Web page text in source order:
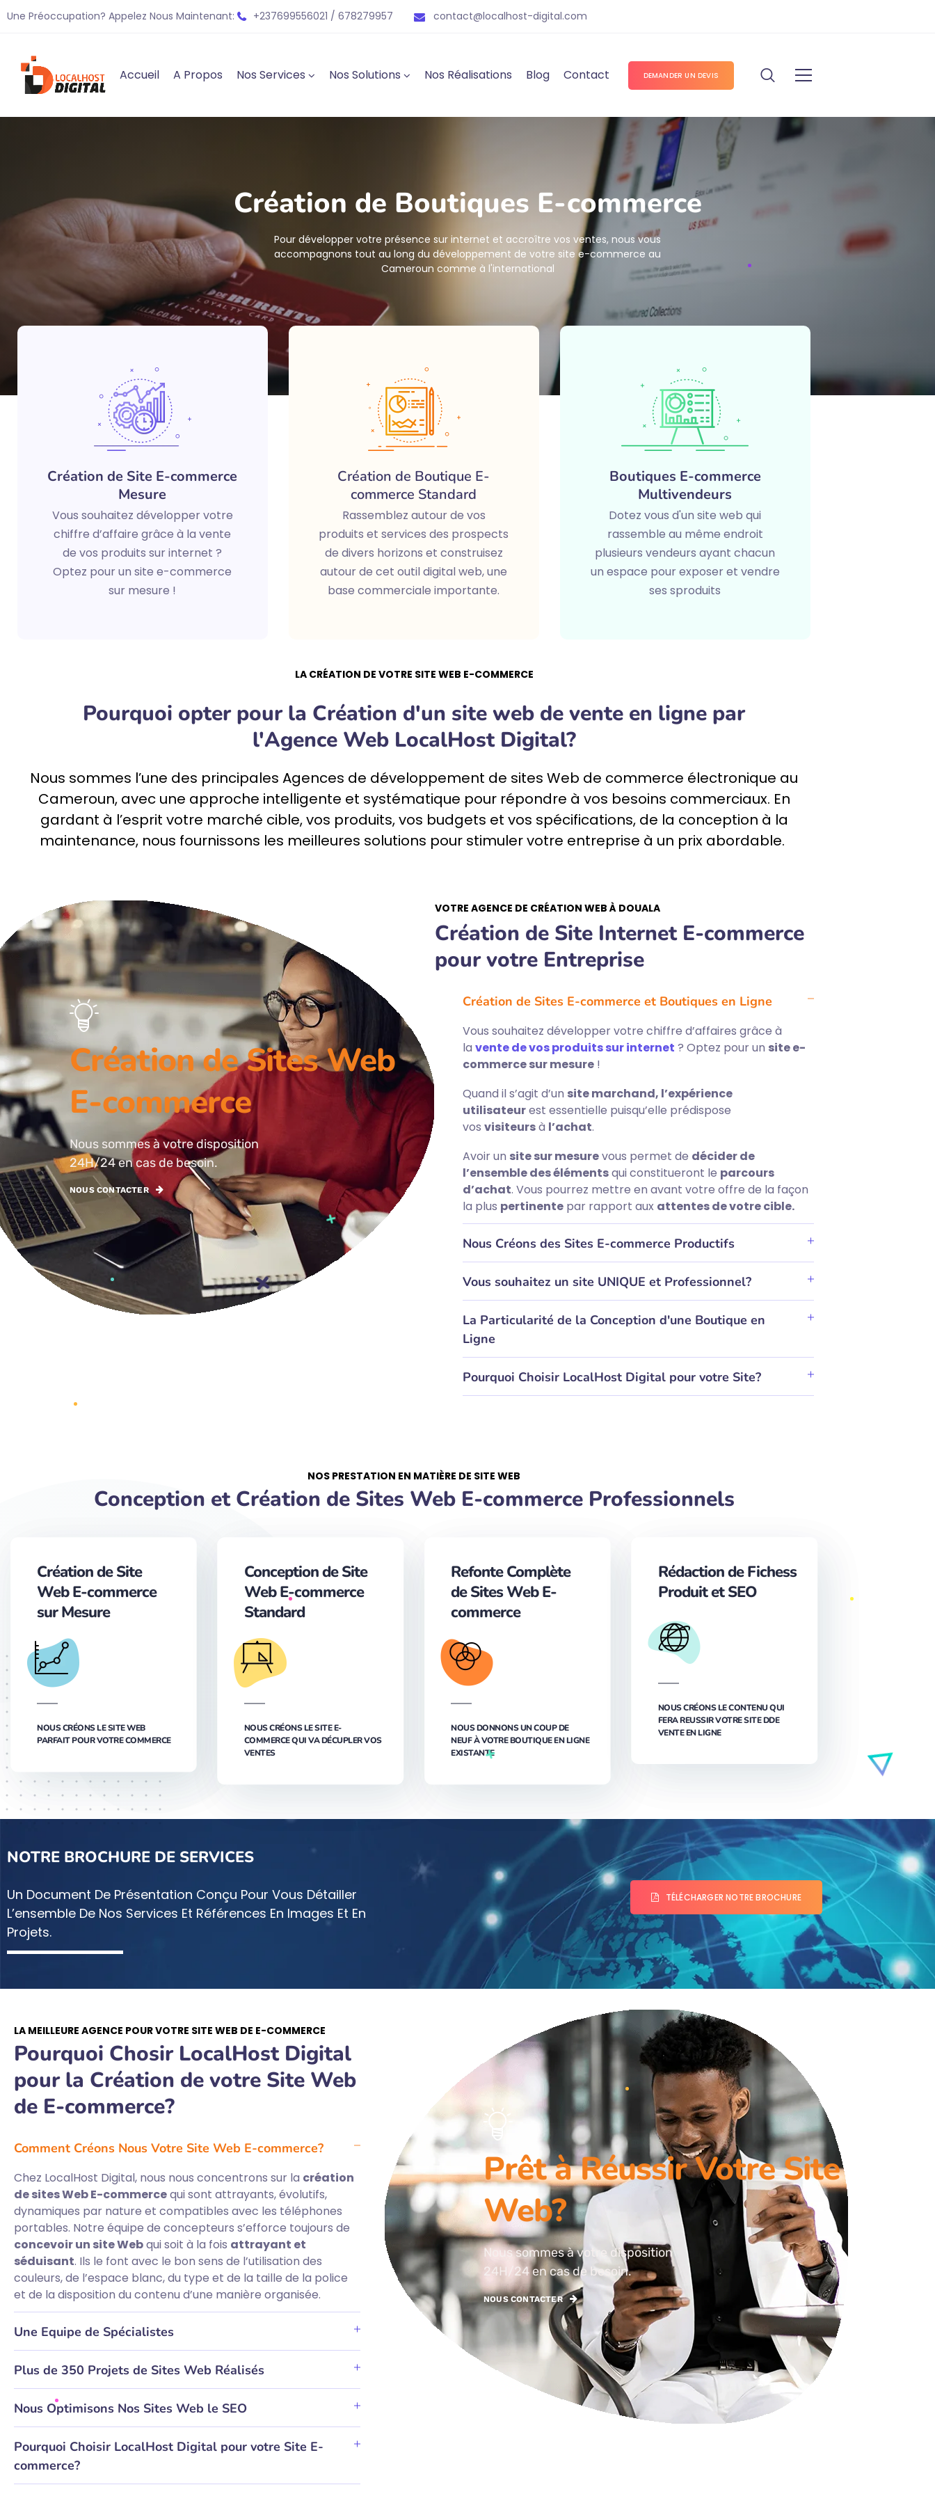
Une Préoccupation? Appelez Nous Maintenant: +237699556021 / 678279957 contact@localhost-digital.com
Accueil A Propos Nos Services Nos Solutions Nos Réalisations Blog Contact DEMANDER UN DEVIS
Création de Boutiques E-commerce
Pour développer votre présence sur internet et accroître vos ventes, nous vous
accompagnons tout au long du développement de votre site e-commerce au
Cameroun comme à l'international
Création de Site E-commerce
Mesure
Vous souhaitez développer votre
chiffre d’affaire grâce à la vente
de vos produits sur internet ?
Optez pour un site e-commerce
sur mesure !
Création de Boutique E-
commerce Standard
Rassemblez autour de vos
produits et services des prospects
de divers horizons et construisez
autour de cet outil digital web, une
base commerciale importante.
Boutiques E-commerce
Multivendeurs
Dotez vous d'un site web qui
rassemble au même endroit
plusieurs vendeurs ayant chacun
un espace pour exposer et vendre
ses sproduits
LA CRÉATION DE VOTRE SITE WEB E-COMMERCE
Pourquoi opter pour la Création d'un site web de vente en ligne par
l'Agence Web LocalHost Digital?
Nous sommes l’une des principales Agences de développement de sites Web de commerce électronique au
Cameroun, avec une approche intelligente et systématique pour répondre à vos besoins commerciaux. En
gardant à l’esprit votre marché cible, vos produits, vos budgets et vos spécifications, de la conception à la
maintenance, nous fournissons les meilleures solutions pour stimuler votre entreprise à un prix abordable.
Création de Sites Web
E-commerce
Nous sommes à votre disposition
24H/24 en cas de besoin.
NOUS CONTACTER
VOTRE AGENCE DE CRÉATION WEB À DOUALA
Création de Site Internet E-commerce
pour votre Entreprise
Création de Sites E-commerce et Boutiques en Ligne
Vous souhaitez développer votre chiffre d’affaires grâce à
la vente de vos produits sur internet ? Optez pour un site e-
commerce sur mesure !
Quand il s’agit d’un site marchand, l’expérience
utilisateurest essentielle puisqu’elle prédispose
vos visiteursà l’achat.
Avoir un site sur mesurevous permet de décider de
l’ensemble des élémentsqui constitueront le parcours
d’achat. Vous pourrez mettre en avant votre offre de la façon
la plus pertinente par rapport aux attentes de votre cible.
Nous Créons des Sites E-commerce Productifs
Vous souhaitez un site UNIQUE et Professionnel?
La Particularité de la Conception d'une Boutique en
Ligne
Pourquoi Choisir LocalHost Digital pour votre Site?
NOS PRESTATION EN MATIÈRE DE SITE WEB
Conception et Création de Sites Web E-commerce Professionnels
Création de Site
Web E-commerce
sur Mesure
NOUS CRÉONS LE SITE WEB
PARFAIT POUR VOTRE COMMERCE
Conception de Site
Web E-commerce
Standard
NOUS CRÉONS LE SITE E-
COMMERCE QUI VA DÉCUPLER VOS
VENTES
Refonte Complète
de Sites Web E-
commerce
NOUS DONNONS UN COUP DE
NEUF À VOTRE BOUTIQUE EN LIGNE
EXISTANTE
Rédaction de Fichess
Produit et SEO
NOUS CRÉONS LE CONTENU QUI
FERA REUSSIR VOTRE SITE DDE
VENTE EN LIGNE
NOTRE BROCHURE DE SERVICES
Un Document De Présentation Conçu Pour Vous Détailler
L’ensemble De Nos Services Et Références En Images Et En
Projets.
TÉLÉCHARGER NOTRE BROCHURE
LA MEILLEURE AGENCE POUR VOTRE SITE WEB DE E-COMMERCE
Pourquoi Chosir LocalHost Digital
pour la Création de votre Site Web
de E-commerce?
Comment Créons Nous Votre Site Web E-commerce?
Chez LocalHost Digital, nous nous concentrons sur la création
de sites Web E-commercequi sont attrayants, évolutifs,
dynamiques par nature et compatibles avec les téléphones
portables. Notre équipe de concepteurs s’efforce toujours de
concevoir un site Webqui soit à la fois attrayant et
séduisant. Ils le font avec le bon sens de l’utilisation des
couleurs, de l’espace blanc, du type et de la taille de la police
et de la disposition du contenu d’une manière organisée.
Une Equipe de Spécialistes
Plus de 350 Projets de Sites Web Réalisés
Nous Optimisons Nos Sites Web le SEO
Pourquoi Choisir LocalHost Digital pour votre Site E-
commerce?
Prêt à Réussir Votre Site
Web?
Nous sommes à votre disposition
24H/24 en cas de besoin.
NOUS CONTACTER